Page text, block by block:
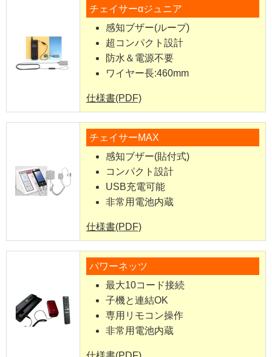
チェイサーαジュニア
感知ブザー(ループ)
超コンパクト設計
防水＆電源不要
ワイヤー長:460mm
仕様書(PDF)
チェイサーMAX
感知ブザー(貼付式)
コンパクト設計
USB充電可能
非常用電池内蔵
仕様書(PDF)
パワーネッツ
最大10コード接続
子機と連結OK
専用リモコン操作
非常用電池内蔵